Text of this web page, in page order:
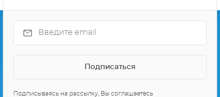
Подписываясь на рассылку, Вы соглашаетесь